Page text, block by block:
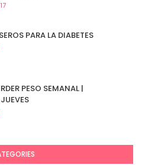
PARA LA DIABETES
PESO SEMANAL |